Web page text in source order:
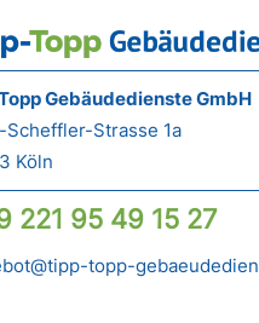
Gebäudedienste GmbH
Scheffler-Strasse 1a
Köln
221 95 49 15 27
topp-